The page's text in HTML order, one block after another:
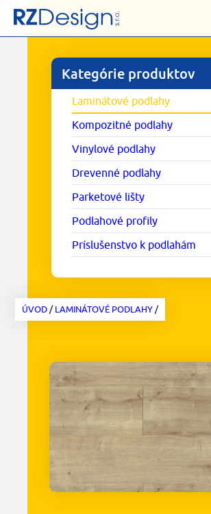
Kategórie produktov
Laminátové podlahy
Kompozitné podlahy
Vinylové podlahy
Drevenné podlahy
Parketové lišty
Podlahové profily
Príslušenstvo k podlahám
ÚVOD/LAMINÁTOVÉ PODLAHY/